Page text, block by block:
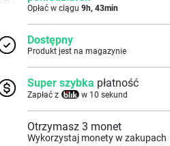
Opłać w ciągu9h,43min
Dostępny
Produkt jest na magazynie
Super szybka płatność
Zapłać z w 10 sekund
Otrzymasz3 monet
Wykorzystaj monety w zakupach